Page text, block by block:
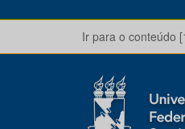
Ir para o conteúdo